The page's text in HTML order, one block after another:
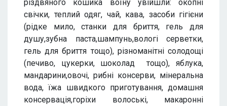
різдвяного кошика воїну увійшли: окопні
свічки, теплий одяг, чай, кава, засоби гігієни
(рідке мило, станки для бриття, гель для
душу,зубна паста,шампунь,вологі серветки,
гель для бриття тощо), різноманітні солодощі
(печиво, цукерки, шоколад тощо), яблука,
мандарини,овочі, рибні консерви, мінеральна
вода, їжа швидкого приготування, домашня
консервація,горіхи волоські, макаронні